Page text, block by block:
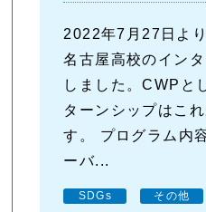
2022年7月27日よ
名古屋高校のイン
しました。CWPと
ターンシップはこ
す。 プログラム内
ーバ...
SDGs その他